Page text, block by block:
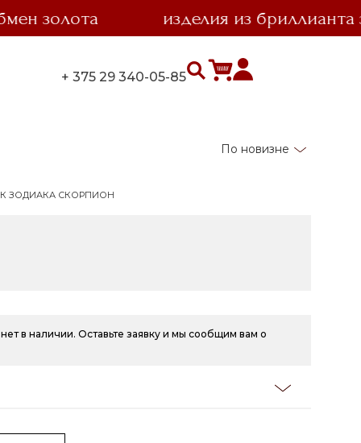
изделия из бриллианта за
+ 375 29 340-05-85
По новизне
ЗОДИАКА СКОРПИОН
в наличии. Оставьте заявку и мы сообщим вам о